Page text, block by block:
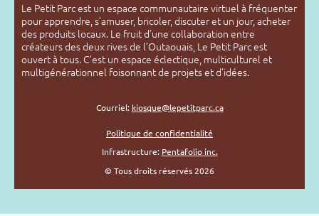
Le Petit Parc est un espace communautaire virtuel à fréquenter
pour apprendre, s’amuser, bricoler, discuter et un jour, acheter
des produits locaux. Le fruit d’une collaboration entre
créateurs des deux rives de l’Outaouais, Le Petit Parc est
ouvert à tous. C’est un espace éclectique, multiculturel et
multigénérationnel foisonnant de projets et d’idées.
Courriel: kiosque@lepetitparc.ca
Politique de confidentialité
Infrastructure: Pentafolio inc.
© Tous droits réservés 2026